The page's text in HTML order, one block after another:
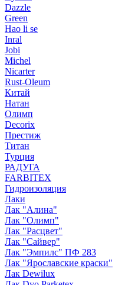
Dazzle
Green
Hao li se
Inral
Jobi
Michel
Nicarter
Rust-Oleum
Китай
Натан
Олимп
Decorix
Престиж
Титан
Турция
РАДУГА
FARBITEX
Гидроизоляция
Лаки
Лак "Алина"
Лак "Олимп"
Лак "Расцвет"
Лак "Сайвер"
Лак "Эмпилс" ПФ 283
Лак "Ярославские краски"
Лак Dewilux